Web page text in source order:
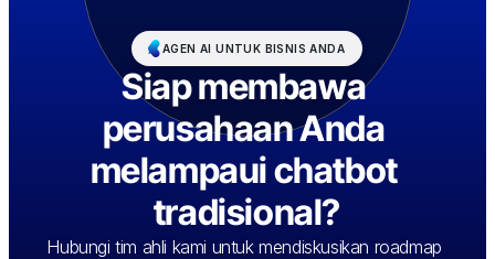
AGEN AI UNTUK BISNIS ANDA
Siap membawa
perusahaan Anda
melampaui chatbot
tradisional?
Hubungi tim ahli kami untuk mendiskusikan roadmap